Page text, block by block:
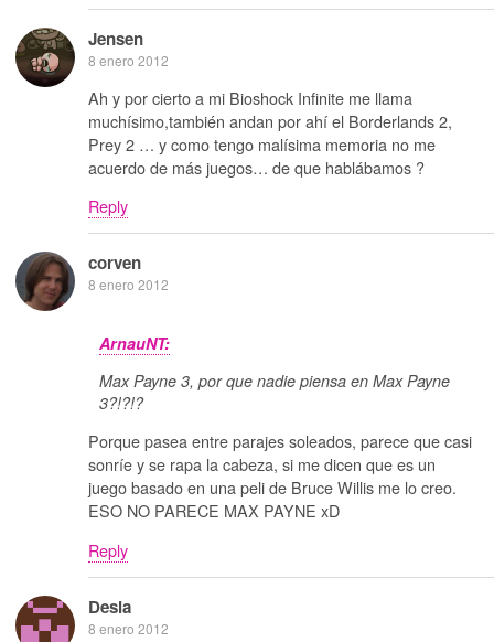
Jensen
8 enero 2012
Ah y por cierto a mi Bioshock Infinite me llama
muchísimo,también andan por ahí el Borderlands 2,
Prey 2 … y como tengo malísima memoria no me
acuerdo de más juegos… de que hablábamos ?
Reply
corven
8 enero 2012
ArnauNT:
Max Payne 3, por que nadie piensa en Max Payne
3?!?!?
Porque pasea entre parajes soleados, parece que casi
sonríe y se rapa la cabeza, si me dicen que es un
juego basado en una peli de Bruce Willis me lo creo.
ESO NO PARECE MAX PAYNE xD
Reply
Desia
8 enero 2012